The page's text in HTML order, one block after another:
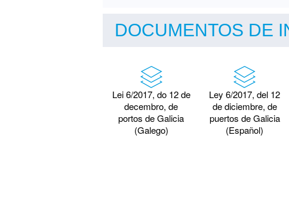
DOCUMENTOS DE
Lei 6/2017, do 12 de
decembro, de
portos de Galicia
(Galego)
Ley 6/2017, del 12
de diciembre, de
puertos de Galicia
(Español)